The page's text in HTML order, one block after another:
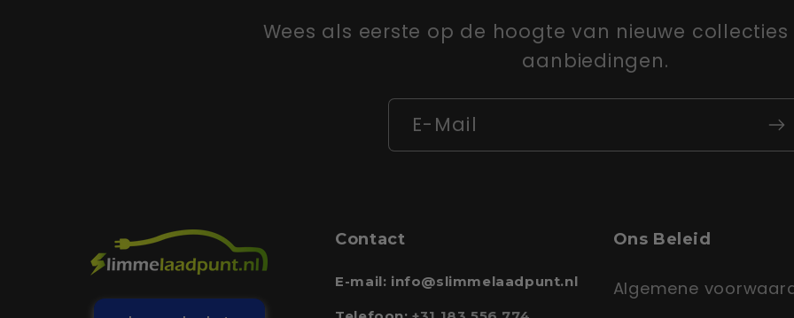
Wees als eerste op de hoogte van nieuwe collecties
aanbiedingen.
E-Mail
Contact
E-mail: info@slimmelaadpunt.nl
Ons Beleid
Algemene